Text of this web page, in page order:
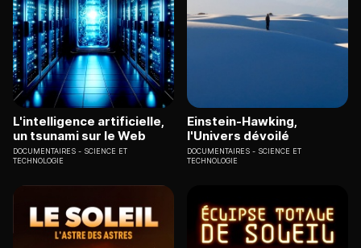
L'intelligence artificielle,
un tsunami sur le Web
DOCUMENTAIRES
SCIENCE ET
TECHNOLOGIE
Einstein-Hawking,
l'Univers dévoilé
DOCUMENTAIRES
SCIENCE ET
TECHNOLOGIE